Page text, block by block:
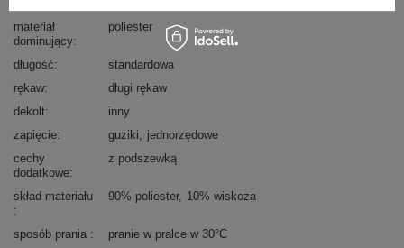
materiał
dominujący
poliester
długość
standardowa
rękaw
długi rękaw
dekolt
inny
zapięcie
guziki
jednorzędowe
cechy
dodatkowe
z podszewką
skład materiału 90% poliester 10% wiskoza
sposób prania
pranie w pralce w 30°C